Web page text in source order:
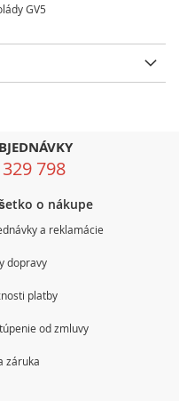
GV5
798
o nákupe
a reklamácie
dopravy
platby
od zmluvy
záruka